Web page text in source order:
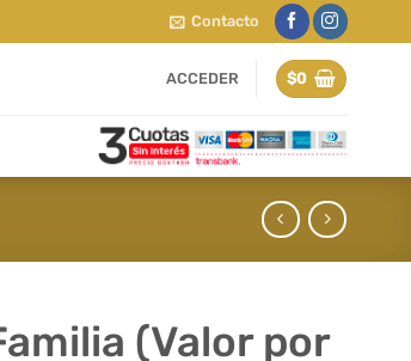
Contacto
ACCEDER $0
(Valor por